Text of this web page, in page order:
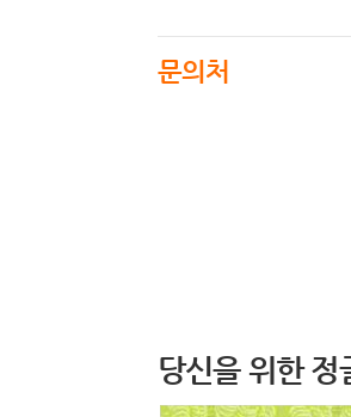
문의처
당신을 위한 정